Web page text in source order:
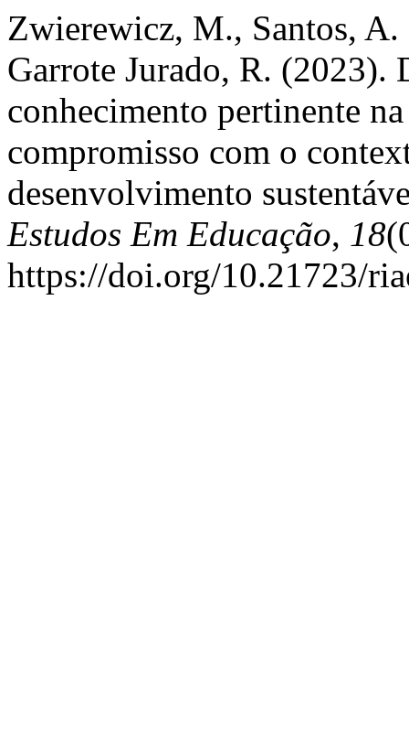
Zwierewicz, M., Santos,
Garrote Jurado, R. (2023).
conhecimento pertinente
compromisso com o
desenvolvimento
Estudos Em Educação, 18
https://doi.org/10.21723/